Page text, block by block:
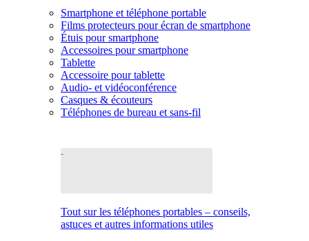
Smartphone et téléphone portable
Films protecteurs pour écran de smartphone
Étuis pour smartphone
Accessoires pour smartphone
Tablette
Accessoire pour tablette
Audio- et vidéoconférence
Casques & écouteurs
Téléphones de bureau et sans-fil
Tout sur les téléphones portables – conseils,
astuces et autres informations utiles